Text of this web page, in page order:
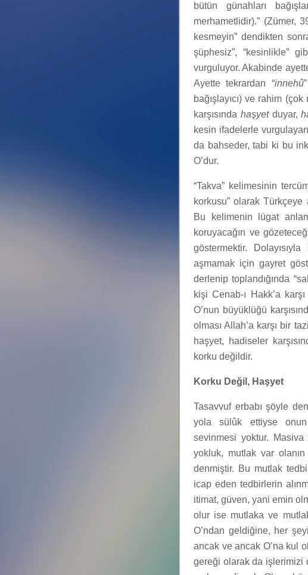
bütün günahları
merhametlidir).” (Zümer,
kesmeyin” dendikten
şüphesiz”, “kesinlikle”
vurguluyor. Akabinde
Ayette tekrardan “innehû
bağışlayıcı) ve rahim
karşısında haşyetduyar,
kesin ifadelerle
da bahseder, tabi ki bu
O’dur.
“Takva” kelimesinin
korkusu” olarak Türkçeye
Bu kelimenin lügat
koruyacağın ve
göstermektir.
aşmamak için gayret
derlenip toplandığında
kişi Cenab-ı Hakk’a
O’nun büyüklüğü
olması Allah’a karşı bir
haşyet, hadiseler
korku değildir.
Korku Değil, Haşyet
Tasavvuf erbabı şöyle
yola sülûk ettiyse onun
sevinmesi yoktur.
yokluk, mutlak var olanın
denmiştir. Bu mutlak
icap eden tedbirlerin
itimat, güven, yani emin
olur ise mutlaka ve
O’ndan geldiğine, her
ancak ve ancak O’na kul
gereği olarak da işlerimizi